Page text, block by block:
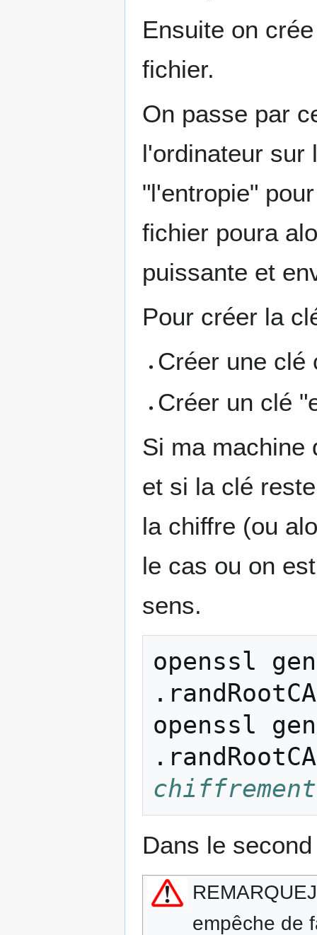
Ensuite on
fichier.
On passe par
l'ordinateur sur
"l'entropie"
fichier poura
puissante et
Pour créer la
Créer une clé
Créer un clé
Si ma machine
et si la clé
la chiffre (ou
le cas ou on
sens.
openssl
.randRootCA
openssl
.randRootCA
chiffrement
Dans le
REMARQUE
empêche de